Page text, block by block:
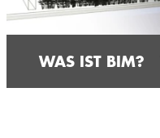
WAS IST BIM?